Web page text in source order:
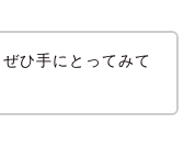
ひ手にとってみて